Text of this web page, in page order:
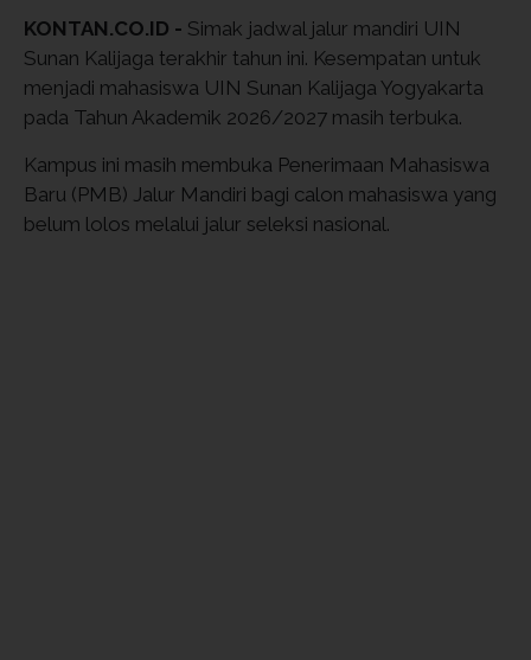
KONTAN.CO.ID - Simak jadwal jalur mandiri UIN
Sunan Kalijaga terakhir tahun ini. Kesempatan untuk
menjadi mahasiswa UIN Sunan Kalijaga Yogyakarta
pada Tahun Akademik 2026/2027 masih terbuka.
Kampus ini masih membuka Penerimaan Mahasiswa
Baru (PMB) Jalur Mandiri bagi calon mahasiswa yang
belum lolos melalui jalur seleksi nasional.